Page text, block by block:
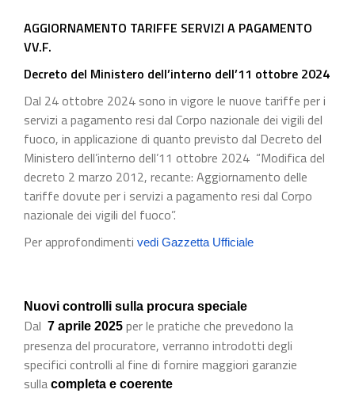
AGGIORNAMENTO TARIFFE SERVIZI A PAGAMENTO
VV.F.
Decreto del Ministero dell’interno dell’11 ottobre 2024
Dal 24 ottobre 2024 sono in vigore le nuove tariffe per i
servizi a pagamento resi dal Corpo nazionale dei vigili del
fuoco, in applicazione di quanto previsto dal Decreto del
Ministero dell’interno dell’11 ottobre 2024 “Modifica del
decreto 2 marzo 2012, recante: Aggiornamento delle
tariffe dovute per i servizi a pagamento resi dal Corpo
nazionale dei vigili del fuoco”.
Per approfondimenti vedi Gazzetta Ufficiale
Nuovi controlli sulla procura speciale
Dal 7 aprile 2025 per le pratiche che prevedono la
presenza del procuratore, verranno introdotti degli
specifici controlli al fine di fornire maggiori garanzie
sulla completa e coerente